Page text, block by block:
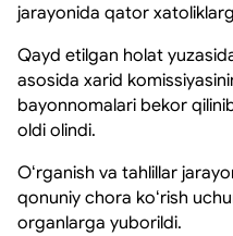
jarayonida qator
Qayd etilgan holat
asosida xarid
bayonnomalari bekor
oldi olindi.
Oʻrganish va tahlillar
qonuniy chora koʻrish
organlarga yuborildi.